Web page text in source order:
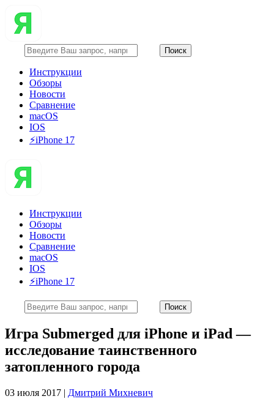
Инструкции
Обзоры
Новости
Сравнение
macOS
IOS
⚡️iPhone 17
Инструкции
Обзоры
Новости
Сравнение
macOS
IOS
⚡️iPhone 17
Игра Submerged для iPhone и iPad —
исследование таинственного
затопленного города
03 июля 2017 | Дмитрий Михневич